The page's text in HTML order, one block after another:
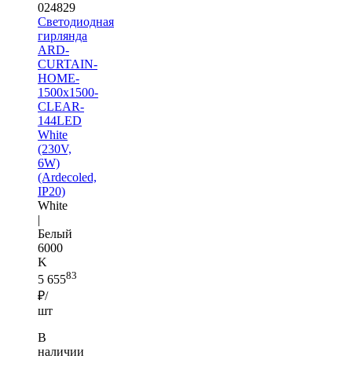
024829
Светодиодная
гирлянда
ARD-
CURTAIN-
HOME-
1500x1500-
CLEAR-
144LED
White
(230V,
6W)
(Ardecoled,
IP20)
White
|
Белый
6000
K
5 65583
₽/
шт
В
наличии